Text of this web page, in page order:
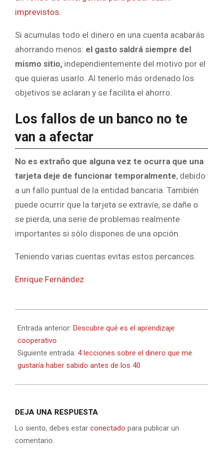
imprevistos.
Si acumulas todo el dinero en una cuenta acabarás
ahorrando menos: el gasto saldrá siempre del
mismo sitio, independientemente del motivo por el
que quieras usarlo. Al tenerlo más ordenado los
objetivos se aclaran y se facilita el ahorro.
Los fallos de un banco no te
van a afectar
No es extraño que alguna vez te ocurra que una
tarjeta deje de funcionar temporalmente, debido
a un fallo puntual de la entidad bancaria. También
puede ocurrir que la tarjeta se extravíe, se dañe o
se pierda, una serie de problemas realmente
importantes si sólo dispones de una opción.
Teniendo varias cuentas evitas estos percances.
Enrique Fernández
06-
11
Entrada anterior: Descubre qué es el aprendizaje
cooperativo
Siguiente entrada: 4 lecciones sobre el dinero que me
gustaría haber sabido antes de los 40
DEJA UNA RESPUESTA
Lo siento, debes estar conectado para publicar un
comentario.